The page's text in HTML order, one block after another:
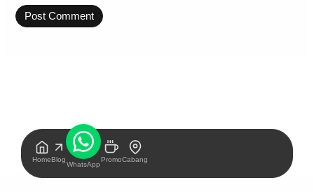
HomeBlog
WhatsApp
PromoCabang